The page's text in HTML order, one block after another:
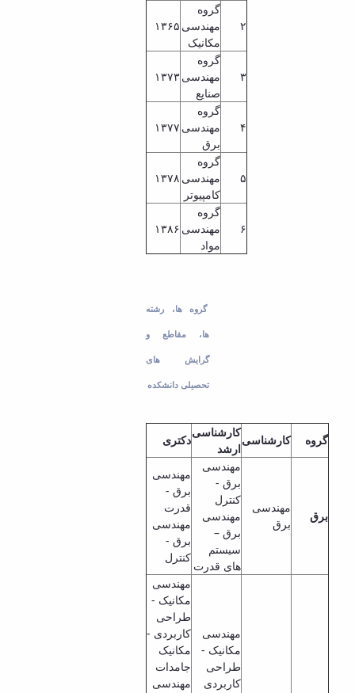
۱۳۶۵
گروه
مهندسی
مکانیک
۲
۱۳۷۳
گروه
مهندسی
صنایع
۳
۱۳۷۷
گروه
مهندسی
برق
۴
۱۳۷۸
گروه
مهندسی
کامپیوتر
۵
۱۳۸۶
گروه
مهندسی
مواد
۶
گروه ها، رشته
ها، مقاطع و
گرایش های
تحصیلی دانشکده
دکتری
کارشناسی
ارشد
کارشناسی گروه
مهندسی
برق -
قدرت
مهندسی
برق -
کنترل
مهندسی
برق -
کنترل
مهندسی
برق –
سیستم
های قدرت
مهندسی
برق
برق
مهندسی
مکانیک -
طراحی
کاربردی -
مکانیک
جامدات
مهندسی
مهندسی
مکانیک -
طراحی
کاربردی